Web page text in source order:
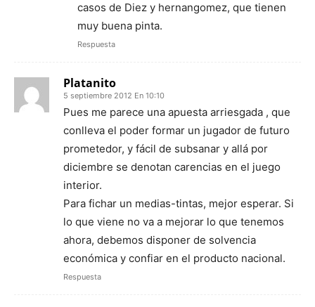
casos de Diez y hernangomez, que tienen
muy buena pinta.
Respuesta
Platanito
5 septiembre 2012 En 10:10
Pues me parece una apuesta arriesgada , que
conlleva el poder formar un jugador de futuro
prometedor, y fácil de subsanar y allá por
diciembre se denotan carencias en el juego
interior.
Para fichar un medias-tintas, mejor esperar. Si
lo que viene no va a mejorar lo que tenemos
ahora, debemos disponer de solvencia
económica y confiar en el producto nacional.
Respuesta